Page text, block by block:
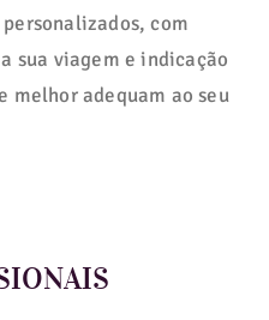
com
sua viagem e indicação
melhor adequam ao seu